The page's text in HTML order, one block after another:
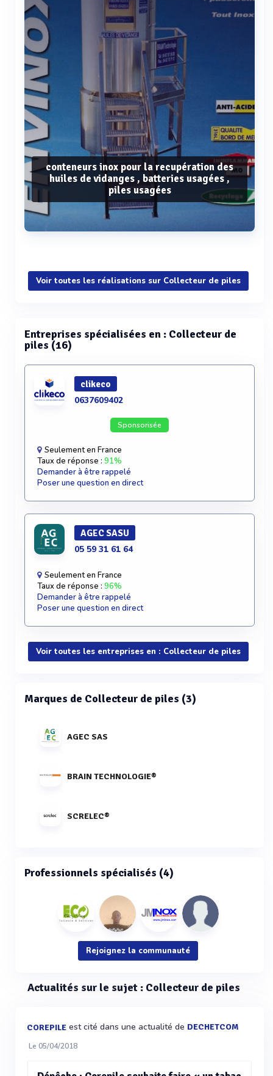
conteneurs inox pour la recupération des
huiles de vidanges , batteries usagées ,
piles usagées
Voir plus
Voir toutes les réalisations sur Collecteur de piles
Entreprises spécialisées en : Collecteur de
piles (16)
clikeco
0637609402
Sponsorisée
Seulement en France
Taux de réponse : 91%
Demander à être rappelé
Poser une question en direct
AGEC SASU
05 59 31 61 64
Seulement en France
Taux de réponse : 96%
Demander à être rappelé
Poser une question en direct
Voir toutes les entreprises en : Collecteur de piles
Marques de Collecteur de piles (3)
AGEC SAS
BRAIN TECHNOLOGIE®
SCRELEC®
Professionnels spécialisés (4)
Rejoignez la communauté
Actualités sur le sujet : Collecteur de piles
COREPILE est cité dans une actualité de DECHETCOM
Le 05/04/2018